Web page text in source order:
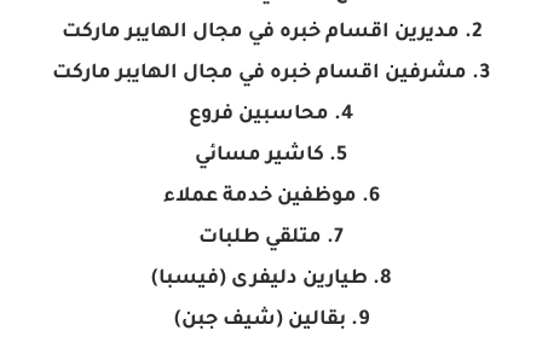
2. مديرين اقسام خبره في مجال الهايبر ماركت
3. مشرفين اقسام خبره في مجال الهايبر ماركت
4. محاسبين فروع
5. كاشير مسائي
6. موظفين خدمة عملاء
7. متلقي طلبات
8. طيارين دليفرى (فيسبا)
9. بقالين (شيف جبن)